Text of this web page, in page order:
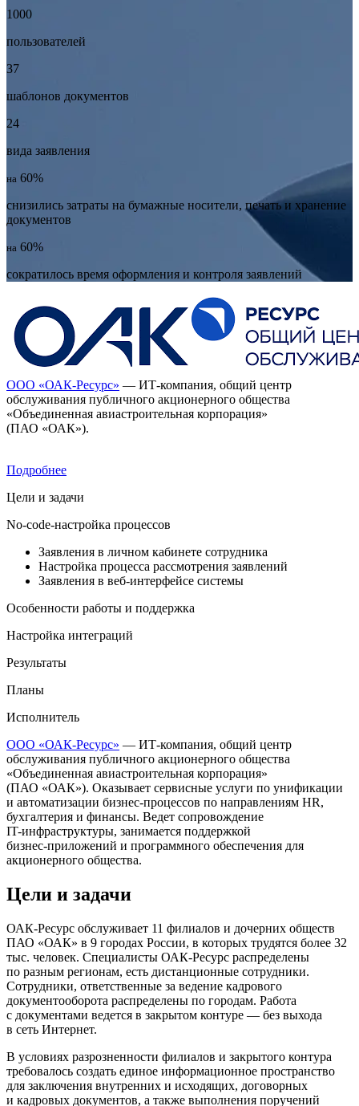
1000
пользователей
37
шаблонов документов
24
вида заявления
на 60%
снизились затраты на бумажные носители, печать и хранение
документов
на 60%
сократилось время оформления и контроля заявлений
ООО «ОАК-Ресурс» — ИТ-компания, общий центр
обслуживания публичного акционерного общества
«Объединенная авиастроительная корпорация»
(ПАО «ОАК»).
Подробнее
Цели и задачи
No-code-настройка процессов
Заявления в личном кабинете сотрудника
Настройка процесса рассмотрения заявлений
Заявления в веб-интерфейсе системы
Особенности работы и поддержка
Настройка интеграций
Результаты
Планы
Исполнитель
ООО «ОАК-Ресурс» — ИТ-компания, общий центр
обслуживания публичного акционерного общества
«Объединенная авиастроительная корпорация»
(ПАО «ОАК»). Оказывает сервисные услуги по унификации
и автоматизации бизнес-процессов по направлениям HR,
бухгалтерия и финансы. Ведет сопровождение
IT-инфраструктуры, занимается поддержкой
бизнес-приложений и программного обеспечения для
акционерного общества.
Цели и задачи
ОАК-Ресурс обслуживает 11 филиалов и дочерних обществ
ПАО «ОАК» в 9 городах России, в которых трудятся более 32
тыс. человек. Специалисты ОАК-Ресурс распределены
по разным регионам, есть дистанционные сотрудники.
Сотрудники, ответственные за ведение кадрового
документооборота распределены по городам. Работа
с документами ведется в закрытом контуре — без выхода
в сеть Интернет.
В условиях разрозненности филиалов и закрытого контура
требовалось создать единое информационное пространство
для заключения внутренних и исходящих, договорных
и кадровых документов, а также выполнения поручений